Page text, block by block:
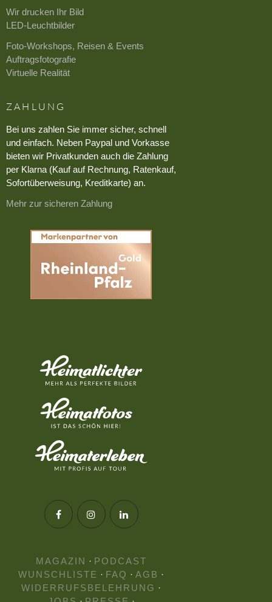
Wir drucken Ihr Bild
LED-Leuchtbilder
Foto-Workshops, Reisen & Events
Auftragsfotografie
Virtuelle Realität
ZAHLUNG
Bei uns zahlen Sie immer sicher, schnell
und einfach. Neben Paypal und Vorkasse
bieten wir Privatkunden auch die Zahlung
per Klarna (Kauf auf Rechnung, Ratenkauf,
Sofortüberweisung, Kreditkarte) an.
Mehr zur sicheren Zahlung
MAGAZIN · PODCAST
WUNSCHLISTE · FAQ · AGB ·
WIDERRUFSBELEHRUNG ·